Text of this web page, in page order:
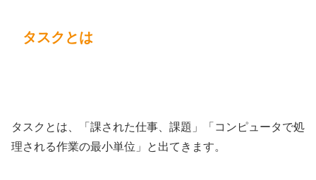
タスクとは
タスクとは、「課された仕事、課題」「コンピュータで処
理される作業の最小単位」と出てきます。